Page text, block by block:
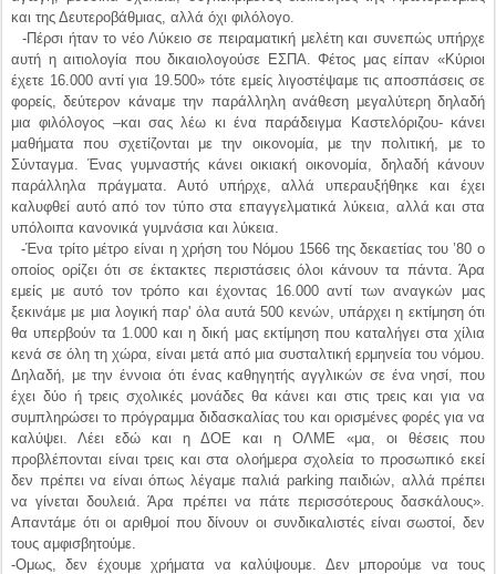
μαθήματα που σχετίζονται με την οικονομία, με την πολιτική, με το
Σύνταγμα. Ένας γυμναστής κάνει οικιακή οικονομία, δηλαδή κάνουν
παράλληλα πράγματα. Αυτό υπήρχε, αλλά υπεραυξήθηκε και έχει
καλυφθεί αυτό από τον τύπο στα επαγγελματικά λύκεια, αλλά και στα
υπόλοιπα κανονικά γυμνάσια και λύκεια.
-Ένα τρίτο μέτρο είναι η χρήση του Νόμου 1566 της δεκαετίας του ’80 ο
οποίος ορίζει ότι σε έκτακτες περιστάσεις όλοι κάνουν τα πάντα. Άρα
εμείς με αυτό τον τρόπο και έχοντας 16.000 αντί των αναγκών μας
ξεκινάμε με μια λογική παρ' όλα αυτά 500 κενών, υπάρχει η εκτίμηση ότι
θα υπερβούν τα 1.000 και η δική μας εκτίμηση που καταλήγει στα χίλια
κενά σε όλη τη χώρα, είναι μετά από μια συσταλτική ερμηνεία του νόμου.
Δηλαδή, με την έννοια ότι ένας καθηγητής αγγλικών σε ένα νησί, που
έχει δύο ή τρεις σχολικές μονάδες θα κάνει και στις τρεις και για να
συμπληρώσει το πρόγραμμα διδασκαλίας του και ορισμένες φορές για να
καλύψει. Λέει εδώ και η ΔΟΕ και η ΟΛΜΕ «μα, οι θέσεις που
προβλέπονται είναι τρεις και στα ολοήμερα σχολεία το προσωπικό εκεί
δεν πρέπει να είναι όπως λέγαμε παλιά parking παιδιών, αλλά πρέπει
να γίνεται δουλειά. Άρα πρέπει να πάτε περισσότερους δασκάλους».
Απαντάμε ότι οι αριθμοί που δίνουν οι συνδικαλιστές είναι σωστοί, δεν
τους αμφισβητούμε.
-Ομως, δεν έχουμε χρήματα να καλύψουμε. Δεν μπορούμε να τους
καλύψουμε. Συνεπώς με τη λογική της επάρκειας πετύχαμε να είναι τα
βιβλία στη θέση τους και όλα τα σχολεία όλες οι σχολικές μονάδες
ανοιχτές. Υπάρχουν κενά, συμπληρώσαμε με 5.000 αναπληρωτές πριν
αρχίσει το σχολικό έτος τα κενά, στείλαμε άλλες 5.000 περίπου την
περασμένη Τετάρτη όπως ακριβώς είχαμε πει και αυτή την εβδομάδα θα
στείλουμε και τους υπόλοιπους ούτως ώστε μέχρι τέλος Σεπτεμβρίου από